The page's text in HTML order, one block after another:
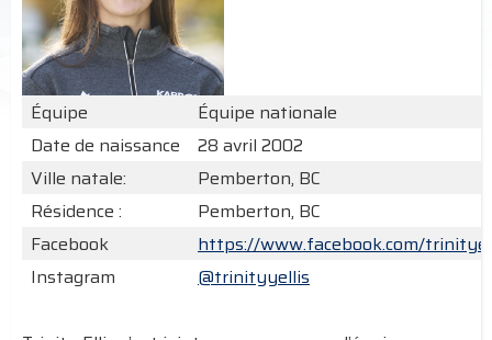
Équipe
Équipe nationale
Date de naissance
28 avril 2002
Ville natale:
Pemberton, BC
Résidence :
Pemberton, BC
Facebook
https://www.facebook.com/
Instagram
@trinityyellis